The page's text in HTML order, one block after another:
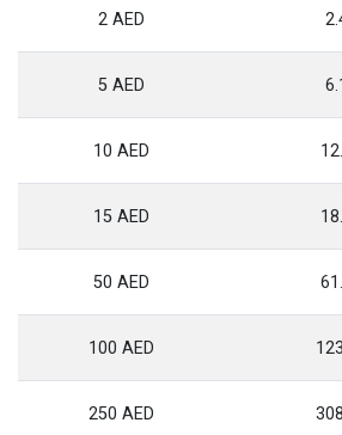
2 AED
5 AED
10 AED
15 AED
50 AED
100 AED
250 AED